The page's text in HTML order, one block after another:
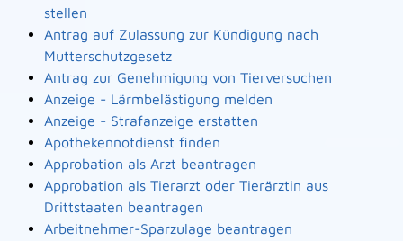
stellen
Antrag auf Zulassung zur Kündigung nach
Mutterschutzgesetz
Antrag zur Genehmigung von Tierversuchen
Anzeige - Lärmbelästigung melden
Anzeige - Strafanzeige erstatten
Apothekennotdienst finden
Approbation als Arzt beantragen
Approbation als Tierarzt oder Tierärztin aus
Drittstaaten beantragen
Arbeitnehmer-Sparzulage beantragen